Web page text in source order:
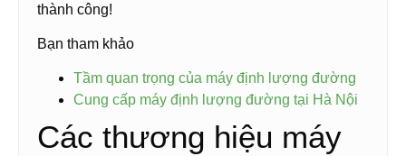
thành công!
Bạn tham khảo
Tầm quan trọng của máy định lượng đường
Cung cấp máy định lượng đường tại Hà Nội
Các thương hiệu máy